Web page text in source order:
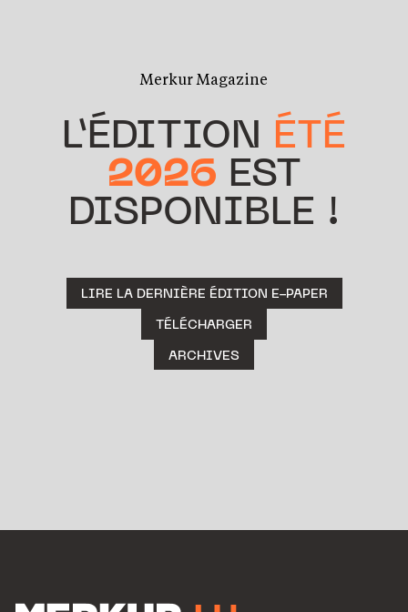
Merkur Magazine
L’ÉDITION ÉTÉ
2026 EST
DISPONIBLE !
LIRE LA DERNIÈRE ÉDITION E-PAPER
TÉLÉCHARGER
ARCHIVES